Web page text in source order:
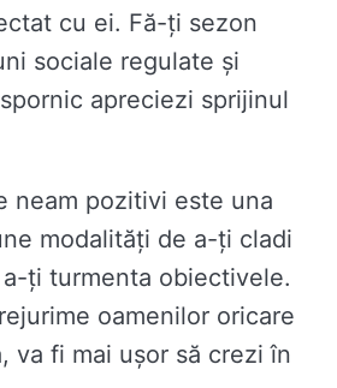
cu ei. Fă-ți sezon
sociale regulate și
apreciezi sprijinul
neam pozitivi este una
modalități de a-ți cladi
ți turmenta obiectivele.
oamenilor oricare
va fi mai ușor să crezi în